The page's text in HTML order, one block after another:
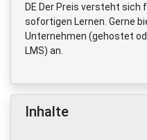
DE Der Preis versteht
sofortigen Lernen. Gerne
Unternehmen (gehostet
LMS) an.
Inhalte